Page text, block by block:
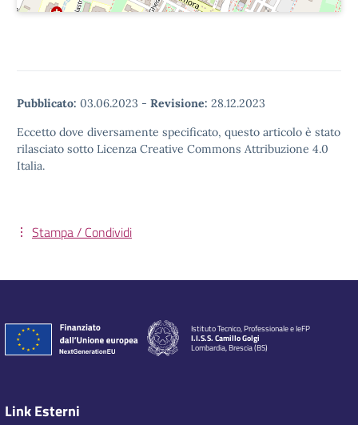
Pubblicato: 03.06.2023 - Revisione: 28.12.2023
Eccetto dove diversamente specificato, questo articolo è stato
rilasciato sotto Licenza Creative Commons Attribuzione 4.0
Italia.
Stampa / Condividi
Istituto Tecnico, Professionale e IeFP
I.I.S.S. Camillo Golgi
Lombardia, Brescia (BS)
Link Esterni